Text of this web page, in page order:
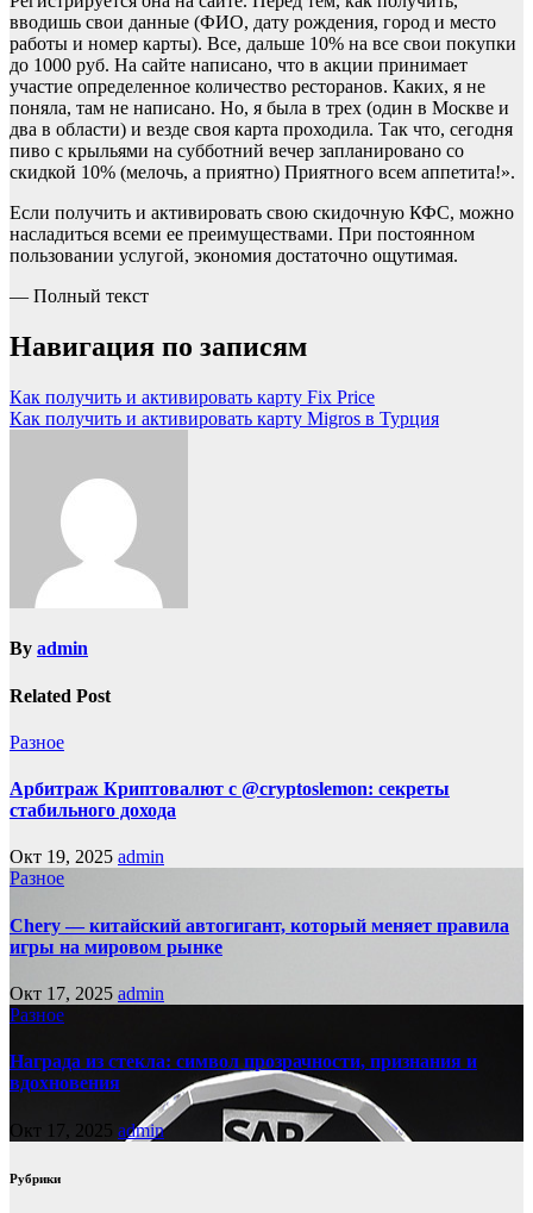
вводишь свои данные (ФИО, дату рождения, город и место
работы и номер карты). Все, дальше 10% на все свои покупки
до 1000 руб. На сайте написано, что в акции принимает
участие определенное количество ресторанов. Каких, я не
поняла, там не написано. Но, я была в трех (один в Москве и
два в области) и везде своя карта проходила. Так что, сегодня
пиво с крыльями на субботний вечер запланировано со
скидкой 10% (мелочь, а приятно) Приятного всем аппетита!».
Если получить и активировать свою скидочную КФС, можно
насладиться всеми ее преимуществами. При постоянном
пользовании услугой, экономия достаточно ощутимая.
— Полный текст
Навигация по записям
Как получить и активировать карту Fix Price
Как получить и активировать карту Migros в Турция
By admin
Related Post
Разное
Арбитраж Криптовалют с @cryptoslemon: секреты
стабильного дохода
Окт 19, 2025 admin
Разное
Chery — китайский автогигант, который меняет правила
игры на мировом рынке
Окт 17, 2025 admin
Разное
Награда из стекла: символ прозрачности, признания и
вдохновения
Окт 17, 2025 admin
Рубрики